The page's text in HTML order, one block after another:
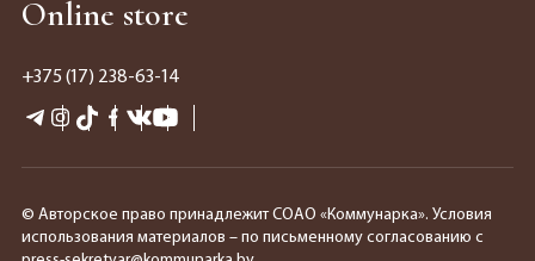
Online store
+375 (17) 238-63-14
© Авторское право принадлежит СОАО «Коммунарка». Условия
использования материалов – по письменному согласованию с